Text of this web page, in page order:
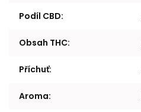
Podíl CBD:
Obsah THC:
Příchuť:
Aroma: